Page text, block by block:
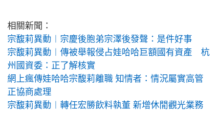
相關新聞：
宗馥莉異動︱宗慶後胞弟宗澤後發聲：是件好事
宗馥莉異動︱傳被舉報侵占娃哈哈巨額國有資產 杭
州國資委：正了解核實
網上瘋傳娃哈哈宗馥莉離職 知情者：情況屬實高管
正協商處理
宗馥莉異動︱轉任宏勝飲料執董 新增休閒觀光業務